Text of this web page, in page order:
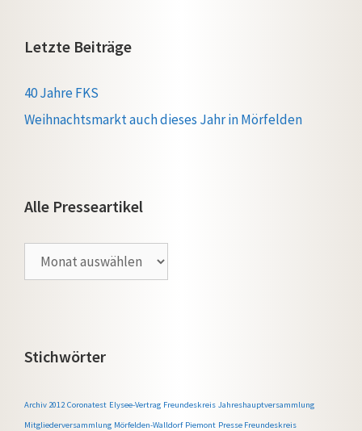
Letzte Beiträge
40 Jahre FKS
Weihnachtsmarkt auch dieses Jahr in Mörfelden
Alle Presseartikel
Presseartikel
Stichwörter
Archiv 2012 Coronatest Elysee-Vertrag Freundeskreis Jahreshauptversammlung
Mitgliederversammlung Mörfelden-Walldorf Piemont Presse Freundeskreis